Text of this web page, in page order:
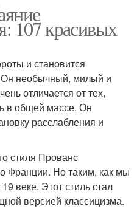
107 красивых
и становится
необычный, милый и
отличается от тех,
в общей массе. Он
расслабления и
стиля Прованс
Франции. Но таким, как мы
веке. Этот стиль стал
версией классицизма.